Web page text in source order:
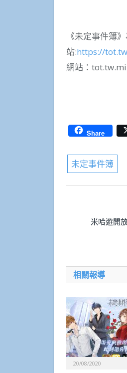
《未定事件簿
站:https://
網站：
享
Share
未定事件簿
米哈遊開
相關報導
20/08/2020